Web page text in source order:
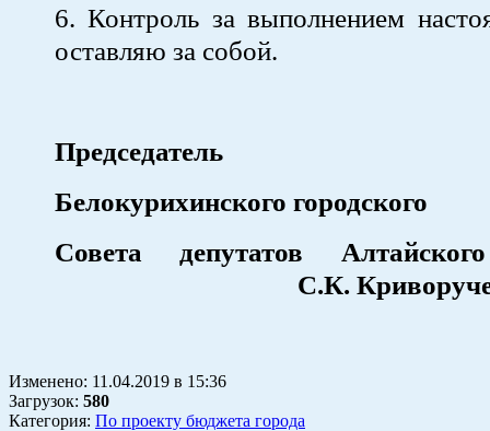
6. Контроль за выполнением
оставляю за собой.
Председатель
Белокурихинского городского
Совета депутатов
С.К.
Изменено: 11.04.2019 в 15:36
Загрузок: 580
Категория: По проекту бюджета города